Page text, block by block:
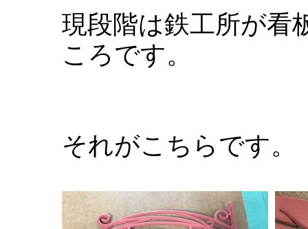
現段階は鉄工所が看
ころです。
それがこちらです。